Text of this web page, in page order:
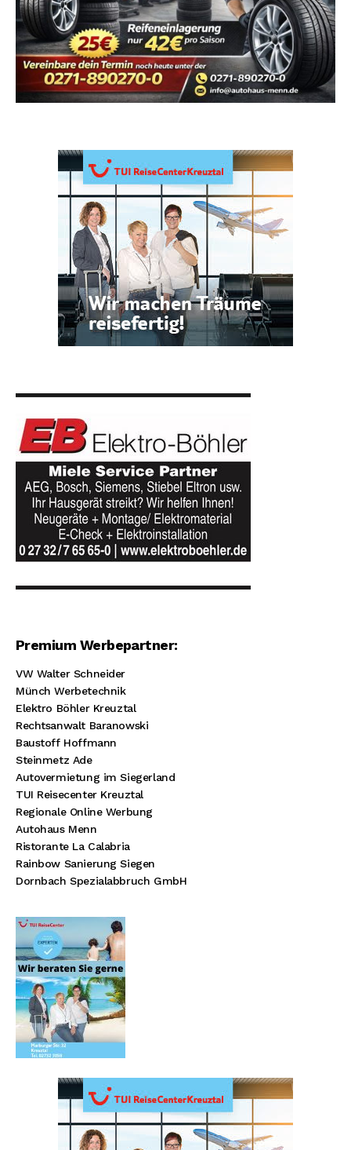
Premium Werbepartner:
VW Walter Schneider
Münch Werbetechnik
Elektro Böhler Kreuztal
Rechtsanwalt Baranowski
Baustoff Hoffmann
Steinmetz Ade
Autovermietung im Siegerland
TUI Reisecenter Kreuztal
Regionale Online Werbung
Autohaus Menn
Ristorante La Calabria
Rainbow Sanierung Siegen
Dornbach Spezialabbruch GmbH